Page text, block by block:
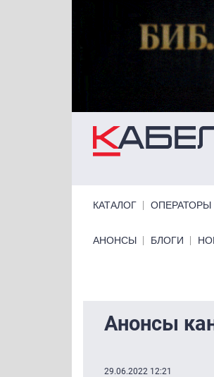
КАТАЛОГ ОПЕРАТОРЫ
Primary links bottom
АНОНСЫ БЛОГИ
Анонсы
29.06.2022 12:21